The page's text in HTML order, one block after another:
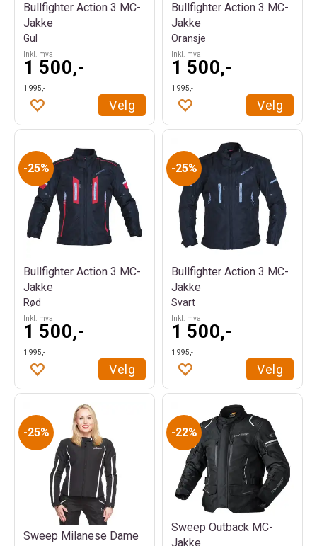
Bullfighter Action 3 MC-
Jakke
Gul
Inkl. mva
1 500,-
1 995,-
Velg
Bullfighter Action 3 MC-
Jakke
Oransje
Inkl. mva
1 500,-
1 995,-
Velg
25%
Bullfighter Action 3 MC-
Jakke
Rød
Inkl. mva
1 500,-
1 995,-
Velg
25%
Bullfighter Action 3 MC-
Jakke
Svart
Inkl. mva
1 500,-
1 995,-
Velg
25%
Sweep Milanese Dame
22%
Sweep Outback MC-
Jakke